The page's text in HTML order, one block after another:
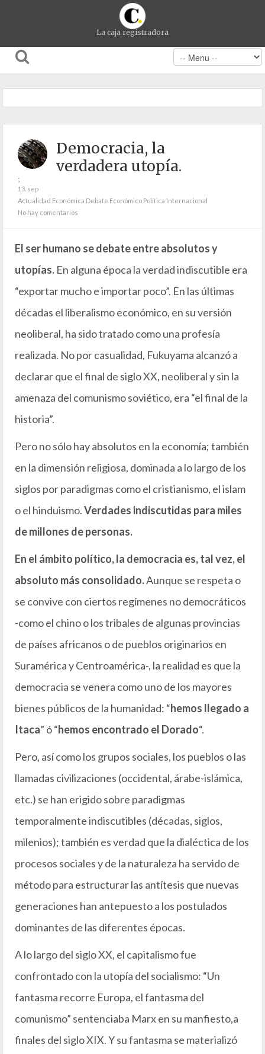
La caja registradora
Democracia, la
verdadera utopía.
;
13. sep
Actualidad Económica Debate Económico Política Internacional
No hay comentarios
El ser humano se debate entre absolutos y
utopías. En alguna época la verdad indiscutible era
“exportar mucho e importar poco”. En las últimas
décadas el liberalismo económico, en su versión
neoliberal, ha sido tratado como una profesía
realizada. No por casualidad, Fukuyama alcanzó a
declarar que el final de siglo XX, neoliberal y sin la
amenaza del comunismo soviético, era “el final de la
historia”.
Pero no sólo hay absolutos en la economía; también
en la dimensión religiosa, dominada a lo largo de los
siglos por paradigmas como el cristianismo, el islam
o el hinduismo.Verdades indiscutidas para miles
de millones de personas.
En el ámbito político, la democracia es, tal vez, el
absoluto más consolidado.Aunque se respeta o
se convive con ciertos regímenes no democráticos
-como el chino o los tribales de algunas provincias
de países africanos o de pueblos originarios en
Suramérica y Centroamérica-, la realidad es que la
democracia se venera como uno de los mayores
bienes públicos de la humanidad: “hemos llegado a
Itaca” ó “hemos encontrado el Dorado“.
Pero, así como los grupos sociales, los pueblos o las
llamadas civilizaciones (occidental, árabe-islámica,
etc.) se han erigido sobre paradigmas
temporalmente indiscutibles (décadas, siglos,
milenios); también es verdad que la dialéctica de los
procesos sociales y de la naturaleza ha servido de
método para estructurar las antítesis que nuevas
generaciones han antepuesto a los postulados
dominantes de las diferentes épocas.
A lo largo del siglo XX, el capitalismo fue
confrontado con la utopía del socialismo: “Un
fantasma recorre Europa, el fantasma del
comunismo” sentenciaba Marx en su manfiesto,a
finales del siglo XIX. Y su fantasma se materializó